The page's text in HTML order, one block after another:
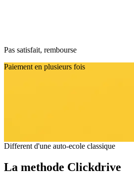
Pas satisfait, rembourse
Paiement en plusieurs fois
Different d'une auto-ecole classique
La methode Clickdrive